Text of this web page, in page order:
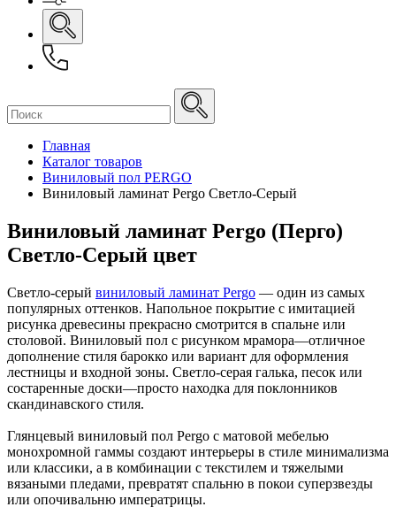
Главная
Каталог товаров
Виниловый пол PERGO
Виниловый ламинат Pergo Светло-Серый
Виниловый ламинат Pergo (Перго)
Светло-Серый цвет
Светло-серый виниловый ламинат Pergo — один из самых
популярных оттенков. Напольное покрытие с имитацией
рисунка древесины прекрасно смотрится в спальне или
столовой. Виниловый пол с рисунком мрамора—отличное
дополнение стиля барокко или вариант для оформления
лестницы и входной зоны. Светло-серая галька, песок или
состаренные доски—просто находка для поклонников
скандинавского стиля.
Глянцевый виниловый пол Pergo с матовой мебелью
монохромной гаммы создают интерьеры в стиле минимализма
или классики, а в комбинации с текстилем и тяжелыми
вязаными пледами, превратят спальню в покои суперзвезды
или опочивальню императрицы.